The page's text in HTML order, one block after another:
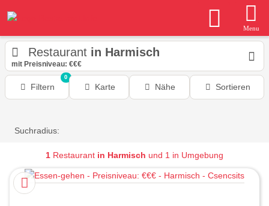
Menu
Restaurant in Harmisch
mit Preisniveau: €€€
Filtern
0
Karte Nähe Sortieren
Suchradius:
1 Restaurant in Harmisch und 1 in Umgebung